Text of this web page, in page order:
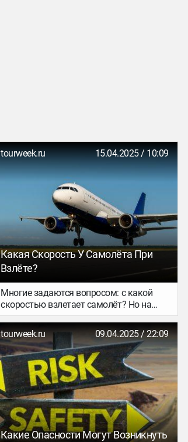
tourweek.ru 15.04.2025 / 10:09
Какая Скорость У Самолёта При
Взлёте?
Многие задаются вопросом: с какой
скоростью взлетает самолёт? Но на
деле интересует не столько его разгон,
сколько момент, когда он отрывается
от земли и переходит из «езды» в
«полёт». Именно об этой скорости —
скорости отрыва — и пойдёт речь.
tourweek.ru 09.04.2025 / 22:09
Какие Опасности Могут Возникнуть